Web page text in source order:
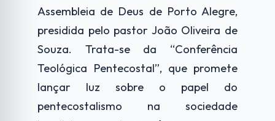
Assembleia de Deus de Porto Alegre,
presidida pelo pastor João Oliveira de
Souza. Trata-se da “Conferência
Teológica Pentecostal”, que promete
lançar luz sobre o papel do
pentecostalismo na sociedade